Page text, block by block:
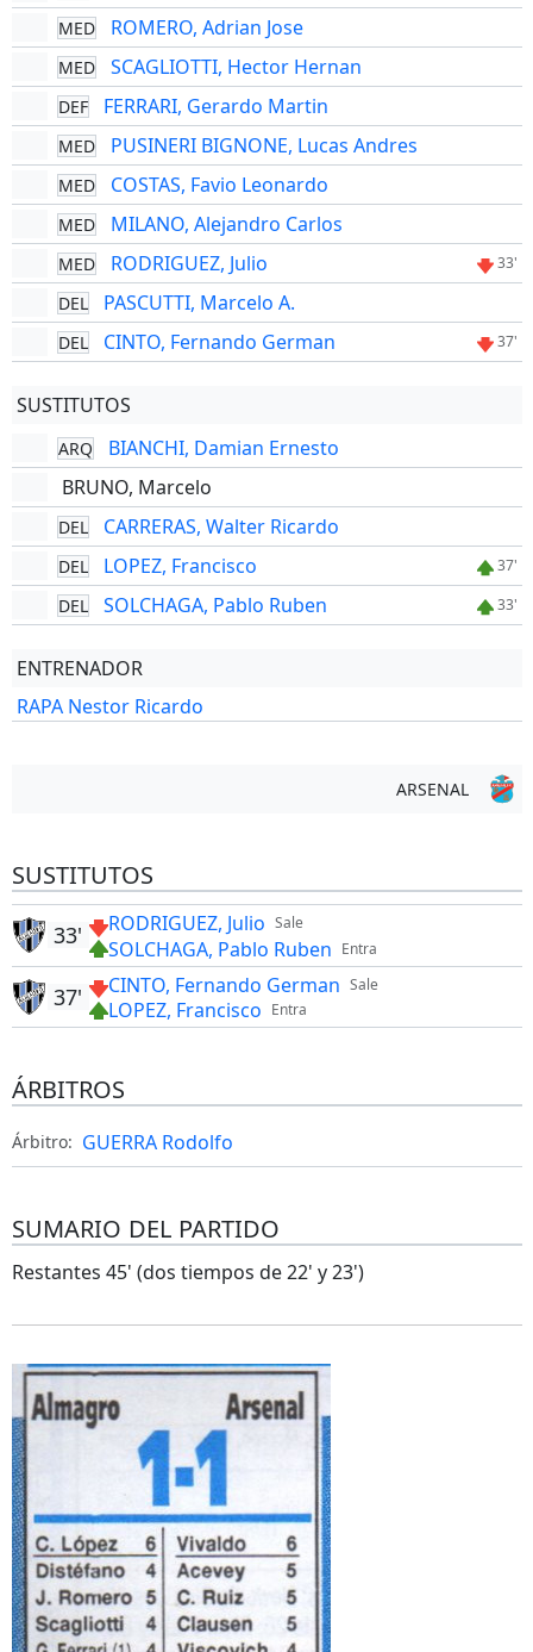
MED ROMERO, Adrian Jose
MED SCAGLIOTTI, Hector Hernan
DEF FERRARI, Gerardo Martin
MED PUSINERI BIGNONE, Lucas Andres
MED COSTAS, Favio Leonardo
MED MILANO, Alejandro Carlos
MED RODRIGUEZ, Julio 33'
DEL PASCUTTI, Marcelo A.
DEL CINTO, Fernando German 37'
SUSTITUTOS
ARQ
BIANCHI, Damian Ernesto
BRUNO, Marcelo
DEL CARRERAS, Walter Ricardo
DEL LOPEZ, Francisco 37'
DEL SOLCHAGA, Pablo Ruben 33'
ENTRENADOR
RAPA Nestor Ricardo
ARSENAL
SUSTITUTOS
Sale
RODRIGUEZ, Julio
Entra
SOLCHAGA, Pablo Ruben
33'
Sale
CINTO, Fernando German
Entra
LOPEZ, Francisco
37'
ÁRBITROS
Árbitro: GUERRA Rodolfo
SUMARIO DEL PARTIDO
Restantes 45' (dos tiempos de 22' y 23')